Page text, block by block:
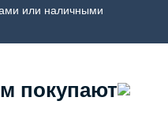
или наличными
покупают